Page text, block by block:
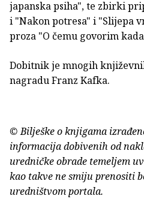
japanska psiha", te zbirki
i "Nakon potresa" i "Slijepa
proza "O čemu govorim
Dobitnik je mnogih
nagradu Franz Kafka.
© Bilješke o knjigama
informacija dobivenih od
uredničke obrade temeljem
kao takve ne smiju prenositi
uredništvom portala.